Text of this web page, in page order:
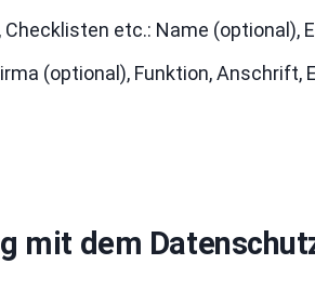
etc.: Name (optional),
(optional), Funktion,
mit dem